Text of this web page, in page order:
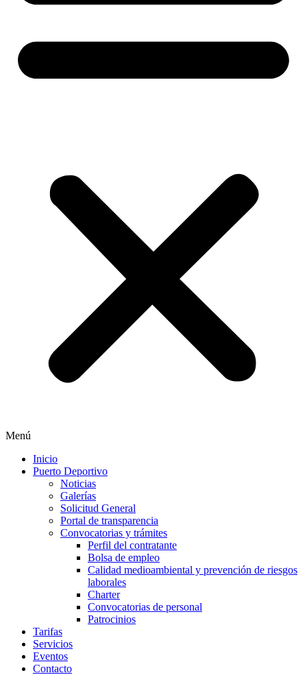
Menú
Inicio
Puerto Deportivo
Noticias
Galerías
Solicitud General
Portal de transparencia
Convocatorias y trámites
Perfil del contratante
Bolsa de empleo
Calidad medioambiental y prevención de riesgos
laborales
Charter
Convocatorias de personal
Patrocinios
Tarifas
Servicios
Eventos
Contacto